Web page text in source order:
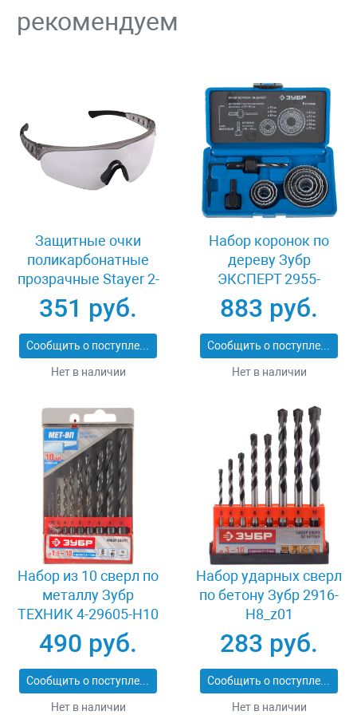
рекомендуем
Защитные очки
поликарбонатные
прозрачные Stayer 2-
110431
351 руб.
Сообщить о поступлении
Нет в наличии
Набор коронок по
дереву Зубр
ЭКСПЕРТ 2955-
H11_z01
883 руб.
Сообщить о поступлении
Нет в наличии
Набор из 10 сверл по
металлу Зубр
ТЕХНИК 4-29605-H10
490 руб.
Сообщить о поступлении
Нет в наличии
Набор ударных сверл
по бетону Зубр 2916-
H8_z01
283 руб.
Сообщить о поступлении
Нет в наличии